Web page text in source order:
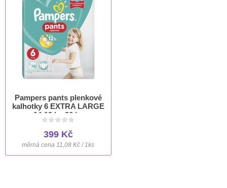
Pampers pants plenkové
kalhotky 6 EXTRA LARGE
14-19 kg 36 ks
399 Kč
měrná cena 11,08 Kč / 1ks